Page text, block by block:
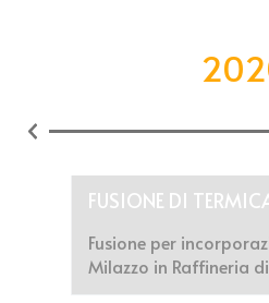
FUSIONE DI
Fusione per
Milazzo in Raffineria